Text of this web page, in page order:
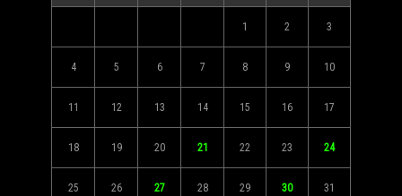
1 2 3
4 5 6 7 8 9 10
11 12 13 14 15 16 17
18 19 20 21 22 23 24
25 26 27 28 29 30 31